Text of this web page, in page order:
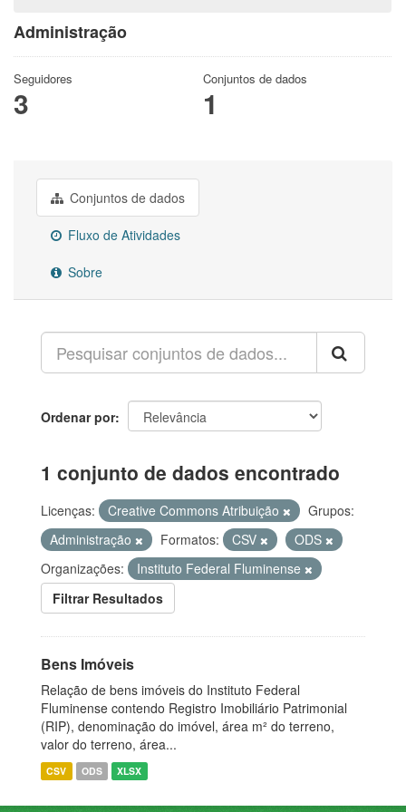
Administração
Seguidores
3
Conjuntos de dados
1
Conjuntos de dados
Fluxo de Atividades
Sobre
Ordenar por
1 conjunto de dados encontrado
Licenças: Creative Commons Atribuição
Grupos:
Administração
Formatos: CSV
ODS
Organizações:
Instituto Federal Fluminense
Filtrar Resultados
Bens Imóveis
Relação de bens imóveis do Instituto Federal
Fluminense contendo Registro Imobiliário Patrimonial
(RIP), denominação do imóvel, área m² do terreno,
valor do terreno, área...
CSV ODS XLSX